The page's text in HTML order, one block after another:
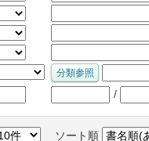
/
ソート順